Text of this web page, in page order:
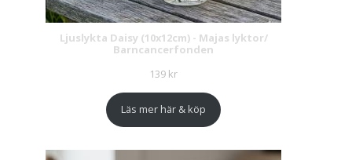
Ljuslykta Daisy (10x12cm) - Majas lyktor/
Barncancerfonden
139 kr
Läs mer här & köp